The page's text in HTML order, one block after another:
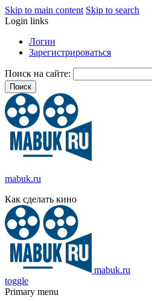
Skip to main content Skip to search
Login links
Логин
Зарегистрироваться
Поиск на сайте:
mabuk.ru
Как сделать кино
mabuk.ru
toggle
Primary menu